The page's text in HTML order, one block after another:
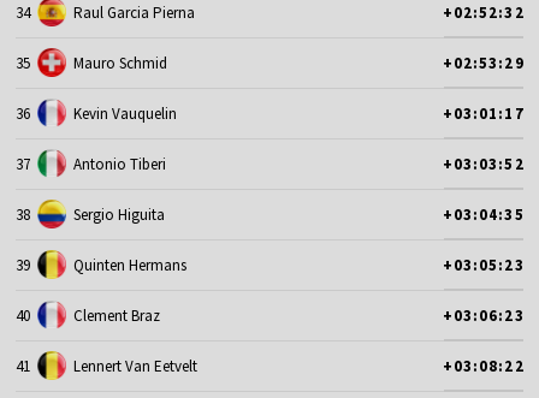
34 Raul Garcia Pierna +02:52:32
35 Mauro Schmid +02:53:29
36 Kevin Vauquelin +03:01:17
37 Antonio Tiberi +03:03:52
38 Sergio Higuita +03:04:35
39 Quinten Hermans +03:05:23
40 Clement Braz +03:06:23
41 Lennert Van Eetvelt +03:08:22